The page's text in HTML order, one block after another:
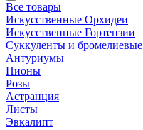
Все товары
Искусственные Орхидеи
Искусственные Гортензии
Суккуленты и бромелиевые
Антуриумы
Пионы
Розы
Астранция
Листы
Эвкалипт